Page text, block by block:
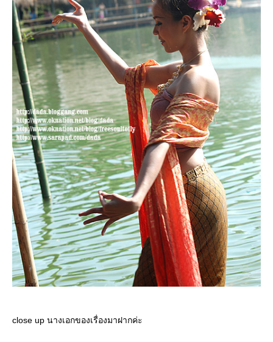
close up นางเอกของเรื่องมาฝากค่ะ